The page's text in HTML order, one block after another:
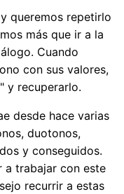
queremos repetirlo
más que ir a la
Cuando
con sus valores,
" y recuperarlo.
desde hace varias
duotonos,
y conseguidos.
a trabajar con este
recurrir a estas